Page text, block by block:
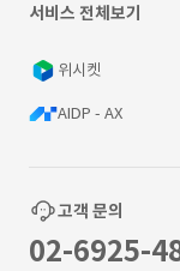
서비스 전체보기
위시켓
AIDP - AX
고객 문의
02-6925-